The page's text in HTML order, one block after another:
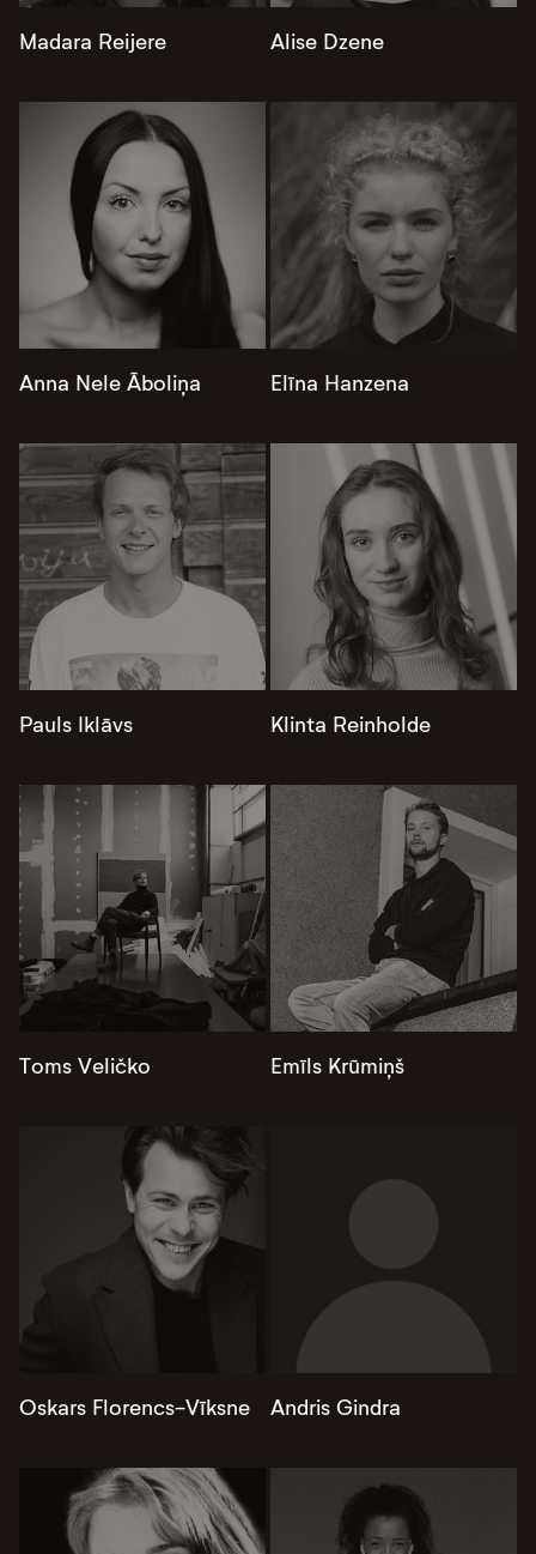
Madara Reijere Alise Dzene
Anna Nele Āboliņa Elīna Hanzena
Pauls Iklāvs Klinta Reinholde
Toms Veličko Emīls Krūmiņš
Oskars Florencs-Vīksne Andris Gindra